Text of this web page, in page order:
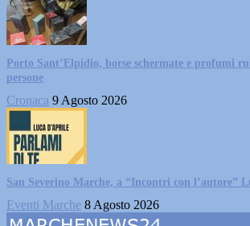
Porto Sant’Elpidio, borse schermate e profumi
persone
Cronaca 9 Agosto 2026
San Severino Marche, a “Incontri con l’autore”
Eventi Marche 8 Agosto 2026